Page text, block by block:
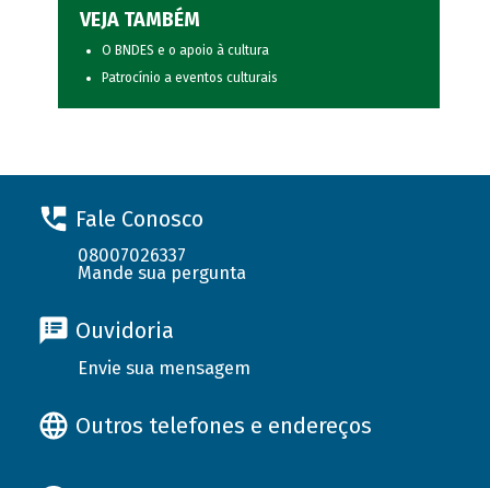
VEJA TAMBÉM
O BNDES e o apoio à cultura
Patrocínio a eventos culturais
Fale Conosco
08007026337
Mande sua pergunta
Ouvidoria
Envie sua mensagem
Outros telefones e endereços